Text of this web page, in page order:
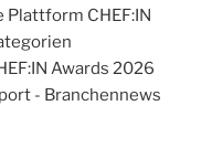
Plattform CHEF:IN
Awards 2026
- Branchennews